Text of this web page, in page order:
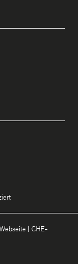
| CHE-